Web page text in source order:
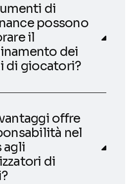
di
possono
il
dei
di giocatori?
offre
nel
agli
di